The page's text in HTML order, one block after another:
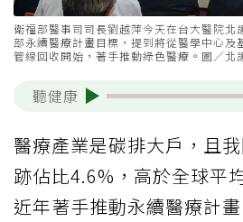
衛福部醫事司司長劉越萍今天在台大醫院北
部永續醫療計畫目標，提到將從醫學中心及
管線回收開始，著手推動綠色醫療。圖／北
聽健康
醫療產業是碳排大戶，且
跡佔比4.6%，高於全球平
近年著手推動永續醫療計